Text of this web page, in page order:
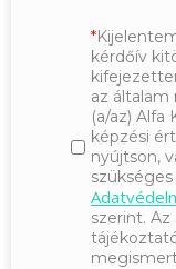
kérdőív
az
(a/az) Alfa
képzési
nyújtson,
szerint.